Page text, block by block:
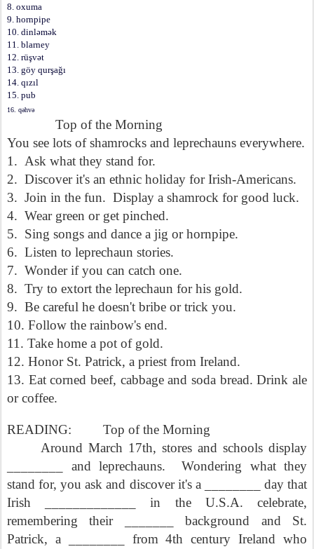
8. oxuma
9. hornpipe
10. dinləmək
11. blarney
12. rüşvət
13. göy qurşağı
14. qızıl
15. pub
16. qəhvə
Top of the Morning
You see lots of shamrocks and leprechauns everywhere.
1. Ask what they stand for.
2. Discover it's an ethnic holiday for Irish-Americans.
3. Join in the fun. Display a shamrock for good luck.
4. Wear green or get pinched.
5. Sing songs and dance a jig or hornpipe.
6. Listen to leprechaun stories.
7. Wonder if you can catch one.
8. Try to extort the leprechaun for his gold.
9. Be careful he doesn't bribe or trick you.
10. Follow the rainbow's end.
11. Take home a pot of gold.
12. Honor St. Patrick, a priest from Ireland.
13. Eat corned beef, cabbage and soda bread. Drink ale
or coffee.
READING:
Top of the Morning
Around March 17th, stores and schools display
________ and leprechauns.
Wondering what they
stand for, you ask and discover it's a ________ day that
Irish _____________ in the U.S.A. celebrate,
remembering their _______ background and St.
Patrick, a ________ from 4th century Ireland who